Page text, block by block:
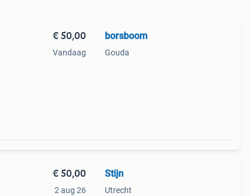
€ 50,00
Vandaag
borsboom
Gouda
€ 50,00
2 aug 26
Stijn
Utrecht